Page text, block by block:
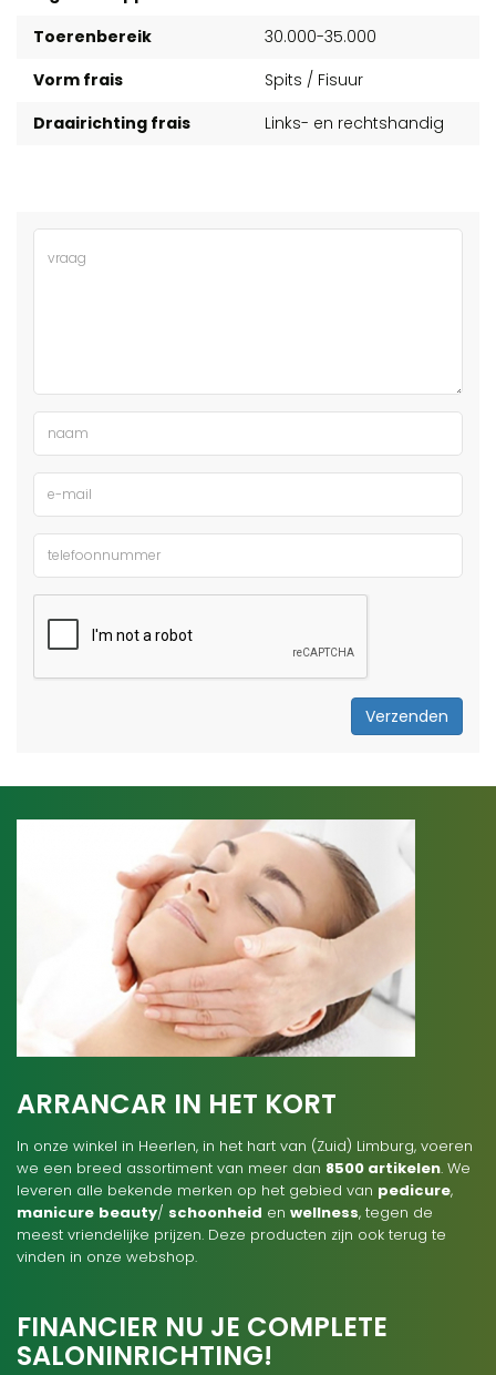
Toerenbereik
30.000-35.000
Vorm frais
Spits / Fisuur
Draairichting frais
Links- en rechtshandig
Verzenden
ARRANCAR IN HET KORT
In onze winkel in Heerlen, in het hart van (Zuid) Limburg, voeren
we een breed assortiment van meer dan 8500 artikelen. We
leveren alle bekende merken op het gebied van pedicure,
manicure beauty/ schoonheid en wellness, tegen de
meest vriendelijke prijzen. Deze producten zijn ook terug te
vinden in onze webshop.
FINANCIER NU JE COMPLETE
SALONINRICHTING!